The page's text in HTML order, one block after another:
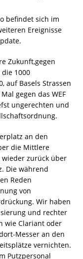
befindet sich im
Ereignisse
Zukunft,gegen
1000
auf Basels Strassen
gegen das WEF
ungerechten und
an den
die Mittlere
zurück über
Die während
Reden
von
Wir haben
und rechter
wie Clariant oder
Messer an den
vernichten.
Putzpersonal